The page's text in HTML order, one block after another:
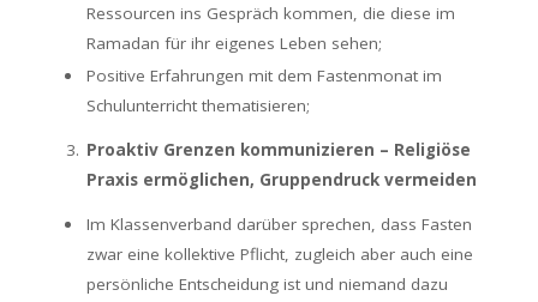
Ressourcen ins Gespräch kommen, die diese im
Ramadan für ihr eigenes Leben sehen;
Positive Erfahrungen mit dem Fastenmonat im
Schulunterricht thematisieren;
Proaktiv Grenzen kommunizieren – Religiöse
Praxis ermöglichen, Gruppendruck vermeiden
Im Klassenverband darüber sprechen, dass Fasten
zwar eine kollektive Pflicht, zugleich aber auch eine
persönliche Entscheidung ist und niemand dazu